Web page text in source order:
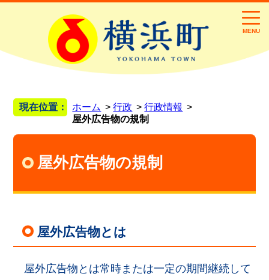
MENU
現在位置： ホーム 行政
行政情報
屋外広告物の規制
屋外広告物の規制
屋外広告物とは
屋外広告物とは常時または一定の期間継続して